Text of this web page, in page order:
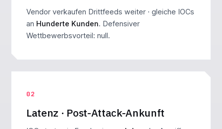
Vendor verkaufen Drittfeeds weiter · gleiche IOCs
an Hunderte Kunden. Defensiver
Wettbewerbsvorteil: null.
02
Latenz · Post-Attack-Ankunft